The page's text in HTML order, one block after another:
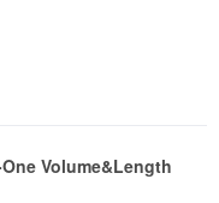
Volume&Length